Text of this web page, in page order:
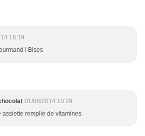
18:19
! Bises
01/08/2014 10:29
assiette remplie de vitamines